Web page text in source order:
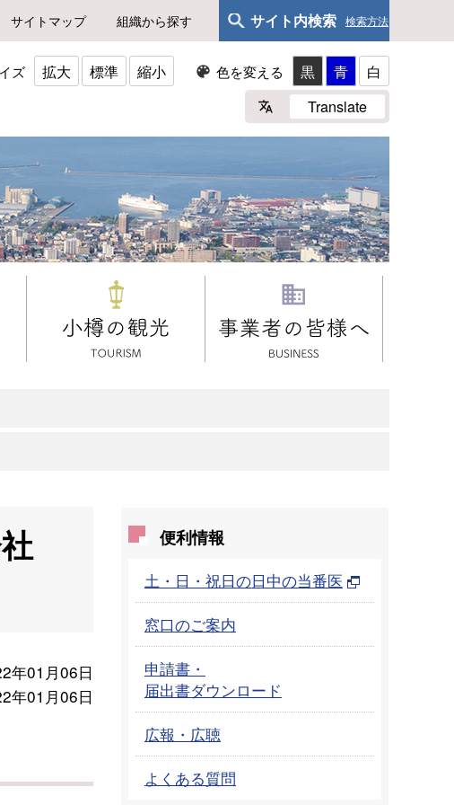
サイトマップ 組織から探す サイト内検索 検索方法
ズ 拡大 標準 縮小 色を変える 黒 青
白
Translate
年01月06日
年01月06日
便利情報
土・日・祝日の日中の当番医
窓口のご案内
申請書・
届出書ダウンロード
広報・広聴
よくある質問